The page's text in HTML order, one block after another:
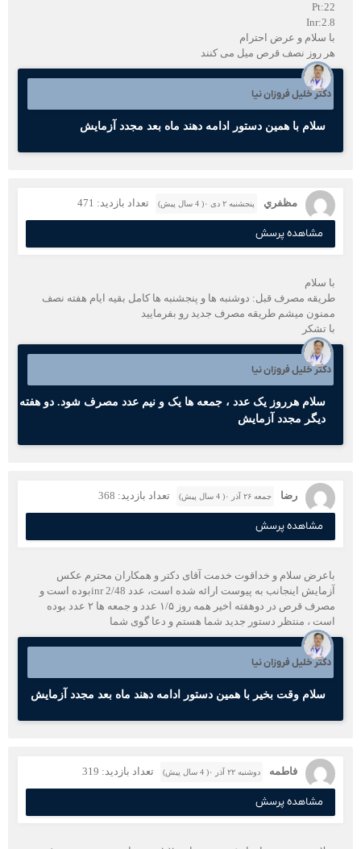
Pt:22
Inr:2.8
با سلام و عرض احترام
هر روز نصف قرص میل می کنند
دکتر خلیل فروزان نیا
سلام با همین دستور ادامه دهند ماه بعد مجدد آزمایش
مظفري پنجشنبه ۲ دی ۰( 4 سال پیش) تعداد بازدید: 471
مشاهده پرسش
با سلام
طريقه مصرف قبل: دوشنبه ها و پنجشنبه ها كامل بقيه ايام هفته نصف
ممنون ميشم طريقه مصرف جديد رو بفرماييد
با تشكر
دکتر خلیل فروزان نیا
سلام هرروز یک عدد ، جمعه ها یک و نیم عدد مصرف شود. دو هفته
دیگر مجدد آزمایش
رضا جمعه ۲۶ آذر ۰( 4 سال پیش) تعداد بازدید: 368
مشاهده پرسش
باعرض سلام و خداقوت خدمت آقای دکتر و همکاران محترم عکس
آزمایش اینجانب به پیوست ارائه شده است، عدد inr 2/48بوده است و
مصرف قرص در دوهفته اخیر همه روز ۱/۵ عدد و جمعه ها ۲ عدد بوده
است ، منتظر دستور جدید شما هستم و دعا گوی شما
دکتر خلیل فروزان نیا
سلام وقت بخیر با همین دستور ادامه دهند ماه بعد مجدد آزمایش
فاطمه دوشنبه ۲۲ آذر ۰( 4 سال پیش) تعداد بازدید: 319
مشاهده پرسش